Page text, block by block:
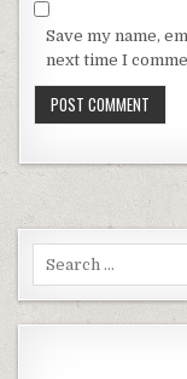
Save my name,
next time I